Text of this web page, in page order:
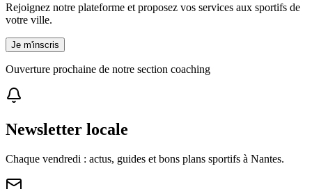
Rejoignez notre plateforme et proposez vos services aux sportifs de
votre ville.
Je m'inscris
Ouverture prochaine de notre section coaching
Newsletter locale
Chaque vendredi : actus, guides et bons plans sportifs à Nantes.